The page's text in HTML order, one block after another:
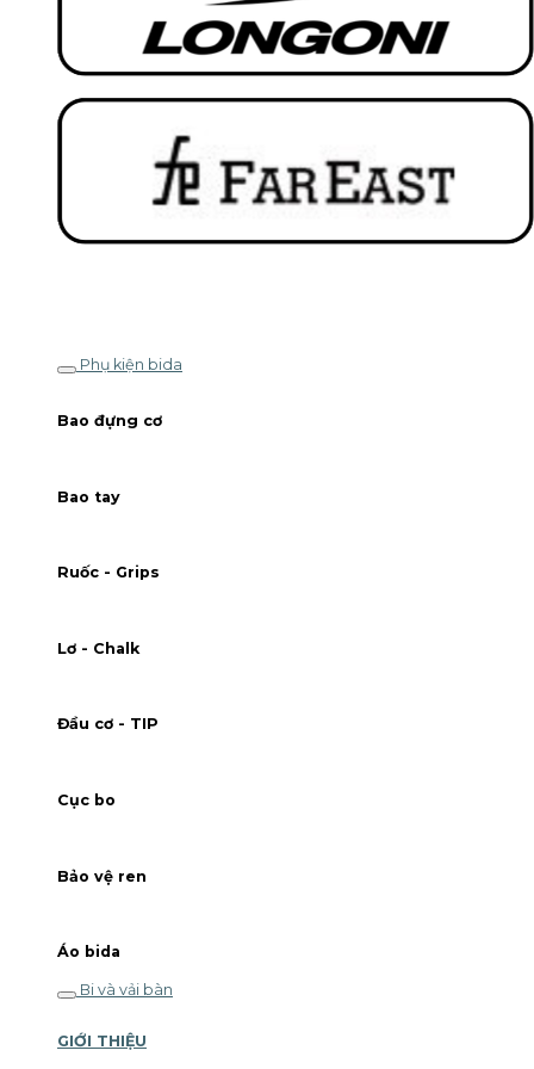
Phụ kiện bida
Bao đựng cơ
Bao tay
Ruốc - Grips
Lơ - Chalk
Đầu cơ - TIP
Cục bo
Bảo vệ ren
Áo bida
Bi và vải bàn
GIỚI THIỆU